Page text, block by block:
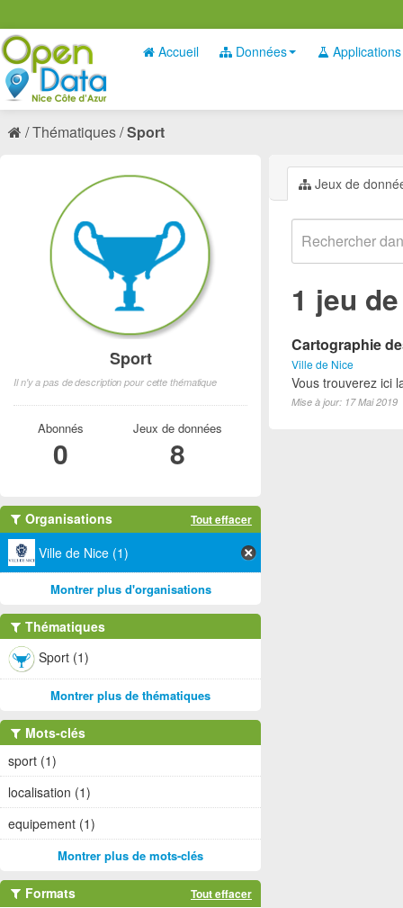
Accueil Données Applications
Thématiques Sport
Jeux de
1 jeu
Cartographie
Ville de Nice
Vous trouverez ici
Mise à jour: 17 Mai 2019
Sport
Il n'y a pas de description pour cette thématique
Abonnés
0
Jeux de données
8
Organisations Tout effacer
Ville de Nice (1)
Montrer plus d'organisations
Thématiques
Sport (1)
Montrer plus de thématiques
Mots-clés
sport (1)
localisation (1)
equipement (1)
Montrer plus de mots-clés
Formats Tout effacer